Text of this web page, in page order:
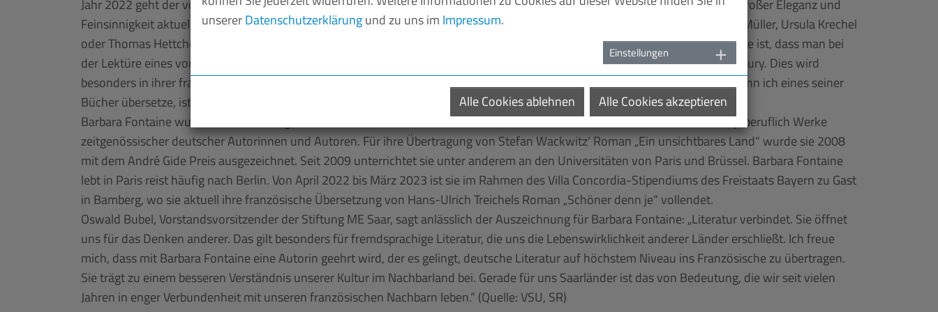
Jahr 2022 geht der vom SR initiierte Preis an die französische Übersetzerin Barbara Fontaine. Barbara Fontaine übersetzt mit großer Eleganz und
Feinsinnigkeit aktuelle Belletristik aus dem Deutschen ins Französische. Werke von Autorinnen und Autoren wie Katja Lange-Müller, Ursula Krechel
oder Thomas Hettche hat sie mit einem ausgeprägten Rhythmusgefühl übersetzt. „Das größte Kompliment für Barbara Fontaine ist, dass man bei
der Lektüre eines von ihr übersetzten Textes vergisst, dass es sich dabei um eine Übersetzung handelt“, heißt es vonseiten der Jury. Dies wird
besonders in ihrer französischen Version der Romane von Hans-Ulrich Treichel deutlich, über die sie selbst sagt: „Jedes Mal, wenn ich eines seiner
Bücher übersetze, ist es wie nach Hause kommen.“
Barbara Fontaine wurde 1968 in Paris geboren, wo sie Germanistik und Romanistik studiert hat. Seit 1999 übersetzt sie hauptberuflich Werke
zeitgenössischer deutscher Autorinnen und Autoren. Für ihre Übertragung von Stefan Wackwitz‘ Roman „Ein unsichtbares Land“ wurde sie 2008
mit dem André Gide Preis ausgezeichnet. Seit 2009 unterrichtet sie unter anderem an den Universitäten von Paris und Brüssel. Barbara Fontaine
lebt in Paris reist häufig nach Berlin. Von April 2022 bis März 2023 ist sie im Rahmen des Villa Concordia-Stipendiums des Freistaats Bayern zu Gast
in Bamberg, wo sie aktuell ihre französische Übersetzung von Hans-Ulrich Treichels Roman „Schöner denn je“ vollendet.
Oswald Bubel, Vorstandsvorsitzender der Stiftung ME Saar, sagt anlässlich der Auszeichnung für Barbara Fontaine: „Literatur verbindet. Sie öffnet
uns für das Denken anderer. Das gilt besonders für fremdsprachige Literatur, die uns die Lebenswirklichkeit anderer Länder erschließt. Ich freue
mich, dass mit Barbara Fontaine eine Autorin geehrt wird, der es gelingt, deutsche Literatur auf höchstem Niveau ins Französische zu übertragen.
Sie trägt zu einem besseren Verständnis unserer Kultur im Nachbarland bei. Gerade für uns Saarländer ist das von Bedeutung, die wir seit vielen
Jahren in enger Verbundenheit mit unseren französischen Nachbarn leben.“ (Quelle: VSU, SR)
unsererDatenschutzerklärungund zu uns im Impressum.
Einstellungen
Alle Cookies ablehnen Alle Cookies akzeptieren